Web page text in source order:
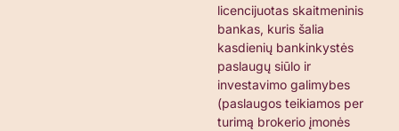
licencijuotas skaitmeninis
bankas, kuris šalia
kasdienių bankinkystės
paslaugų siūlo ir
investavimo galimybes
(paslaugos teikiamos per
turimą brokerio įmonės